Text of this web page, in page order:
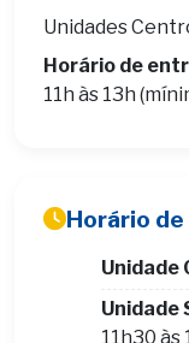
Unidades
Horário de
11h às 13h
Horário
Unidade
Unidade
11h30 às